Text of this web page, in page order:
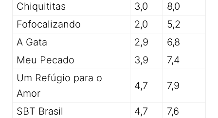
Chiquititas
3,0
8,0
Fofocalizando
2,0
5,2
A Gata
2,9
6,8
Meu Pecado
3,9
7,4
Um Refúgio para o
Amor
4,7 7,9
SBT Brasil 4,7
7,6